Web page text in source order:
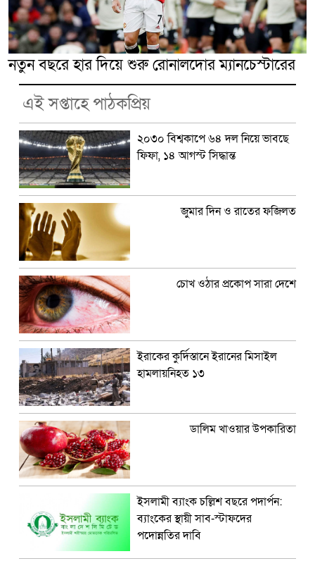
নতুন বছরে হার দিয়ে শুরু রোনালদোর ম্যানচেস্টারের
এই সপ্তাহে পাঠকপ্রিয়
২০৩০ বিশ্বকাপে ৬৪ দল নিয়ে ভাবছে
ফিফা, ১৪ আগস্ট সিদ্ধান্ত
জুমার দিন ও রাতের ফজিলত
চোখ ওঠার প্রকোপ সারা দেশে
ইরাকের কুর্দিস্তানে ইরানের মিসাইল
হামলায়নিহত ১৩
ডালিম খাওয়ার উপকারিতা
ইসলামী ব্যাংক চল্লিশ বছরে পদার্পন:
ব্যাংকের স্থায়ী সাব-স্টাফদের
পদোন্নতির দাবি